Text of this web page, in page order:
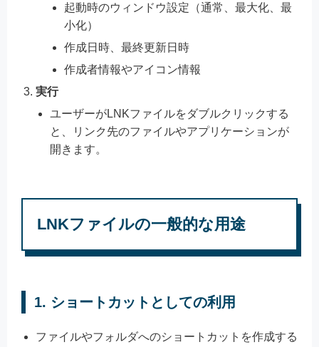
起動時のウィンドウ設定（通常、最大化、最
小化）
作成日時、最終更新日時
作成者情報やアイコン情報
実行
ユーザーがLNKファイルをダブルクリックする
と、リンク先のファイルやアプリケーションが
開きます。
LNKファイルの一般的な用途
1. ショートカットとしての利用
ファイルやフォルダへのショートカットを作成する